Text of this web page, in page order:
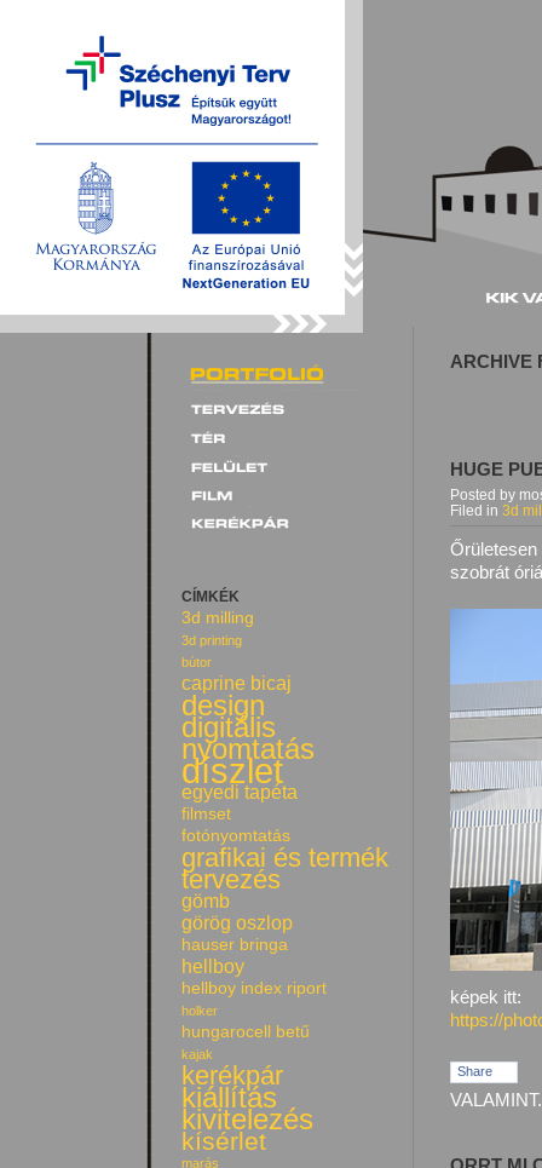
ARCHIVE
HUGE
Posted by
Filed in 3d
Őrületesen
szobrát
képek itt:
https://
Share
CÍMKÉK
3d milling
3d printing
bútor
caprine bicaj
design
digitális
nyomtatás
díszlet
egyedi tapéta
filmset
fotónyomtatás
grafikai és termék
tervezés
gömb
görög oszlop
hauser bringa
hellboy
hellboy index riport
holker
hungarocell betű
kajak
kerékpár
kiállítás
kivitelezés
kísérlet
marás